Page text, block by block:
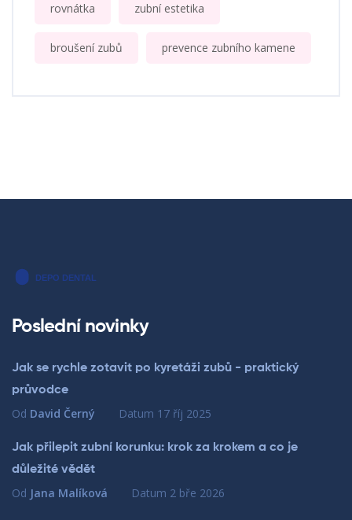
rovnátka zubní estetika
broušení zubů prevence zubního kamene
Poslední novinky
Jak se rychle zotavit po kyretáži zubů - praktický
průvodce
Od David Černý Datum 17 říj 2025
Jak přilepit zubní korunku: krok za krokem a co je
důležité vědět
Od Jana Malíková Datum 2 bře 2026